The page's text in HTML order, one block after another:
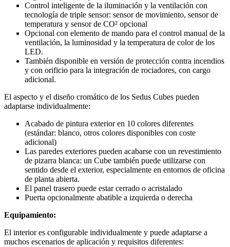
Control inteligente de la iluminación y la ventilación con
tecnología de triple sensor: sensor de movimiento, sensor de
temperatura y sensor de CO² opcional
Opcional con elemento de mando para el control manual de la
ventilación, la luminosidad y la temperatura de color de los
LED.
También disponible en versión de protección contra incendios
y con orificio para la integración de rociadores, con cargo
adicional.
El aspecto y el diseño cromático de los Sedus Cubes pueden
adaptarse individualmente:
Acabado de pintura exterior en 10 colores diferentes
(estándar: blanco, otros colores disponibles con coste
adicional)
Las paredes exteriores pueden acabarse con un revestimiento
de pizarra blanca: un Cube también puede utilizarse con
sentido desde el exterior, especialmente en entornos de oficina
de planta abierta.
El panel trasero puede estar cerrado o acristalado
Puerta opcionalmente abatible a izquierda o derecha
Equipamiento:
El interior es configurable individualmente y puede adaptarse a
muchos escenarios de aplicación y requisitos diferentes: